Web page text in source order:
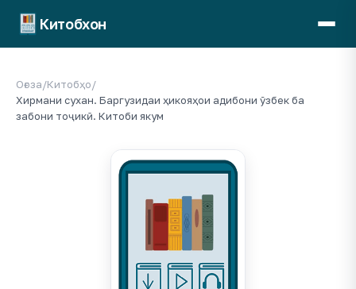
Китобхон
Оғоза/Китобҳо/
Хирмани сухан. Баргузидаи ҳикояҳои адибони ӯзбек ба
забони тоҷикӣ. Китоби якум